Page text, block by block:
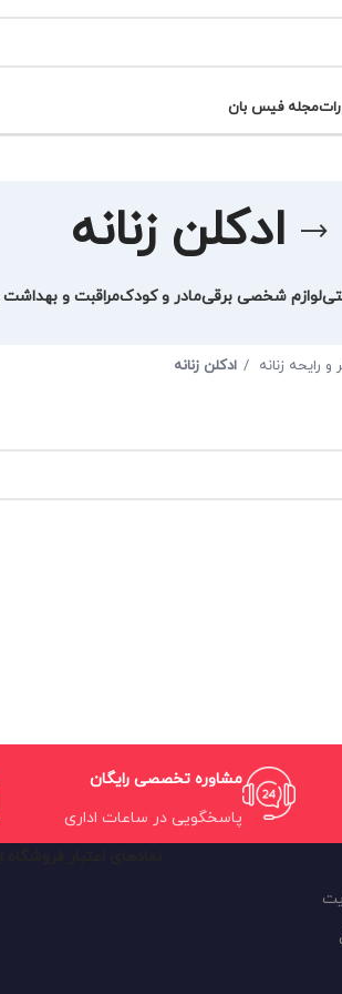
مجله فیس بان
ادکلن زنانه
لوازم شخصی برقیمادر و کودکمراقبت و
و رایحه زنانه ادکلن زنانه
مشاوره تخصصی رایگان
پاسخگویی در ساعات اداری